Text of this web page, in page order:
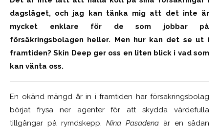
dagsläget, och jag kan tänka mig att det inte är
mycket enklare för de som jobbar på
försäkringsbolagen heller. Men hur kan det se ut i
framtiden? Skin Deep ger oss en liten blick i vad som
kan vänta oss.
En okänd mängd år in i framtiden har försäkringsbolag
börjat frysa ner agenter för att skydda värdefulla
tillgångar på rymdskepp. Nina Pasadena är en sådan